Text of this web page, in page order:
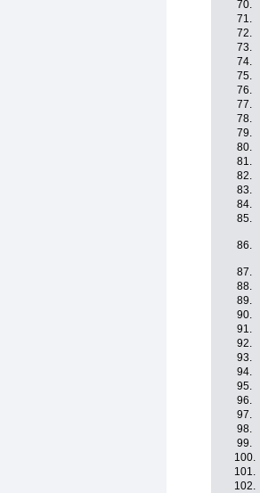
70.
71.
72.
73.
74.
75.
76.
77.
78.
79.
80.
81.
82.
83.
84.
85.
86.
87.
88.
89.
90.
91.
92.
93.
94.
95.
96.
97.
98.
99.
100.
101.
102.